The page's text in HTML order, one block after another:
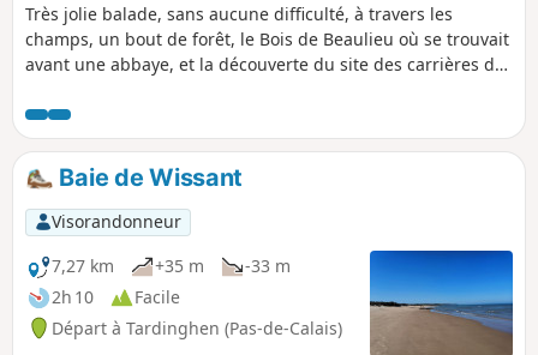
Très jolie balade, sans aucune difficulté, à travers les
champs, un bout de forêt, le Bois de Beaulieu où se trouvait
avant une abbaye, et la découverte du site des carrières de
camions est important. Malheureusement, on pouvait,
avant, emprunter un petit chemin qui longeait la voie
ferrée, chemin que l'on prenait sur le site des carrières.
Désormais, l'accès de ce chemin est strictement interdit, ce
qui oblige à finir la randonnée sur le bitume, à partir des
carrières. Ce qui n'enlève rien au charme du début de la
balade.
Baie de Wissant
Visorandonneur
7,27 km
+35 m
-33 m
2h 10
Facile
Départ à Tardinghen (Pas-de-Calais)